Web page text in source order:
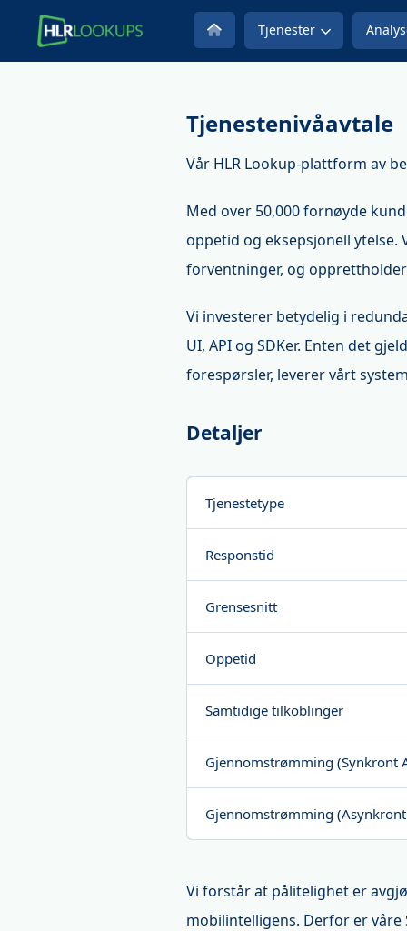
Tjenester
Tjenestenivåavtale
Vår HLR Lookup-plattform av
Med over 50,000 fornøyde
oppetid og eksepsjonell
forventninger, og opprettholder
Vi investerer betydelig i
UI, API og SDKer. Enten det
forespørsler, leverer vårt
Detaljer
Tjenestetype
Responstid
Grensesnitt
Oppetid
Samtidige tilkoblinger
Gjennomstrømming (Synkront
Gjennomstrømming
Vi forstår at pålitelighet er
mobilintelligens. Derfor er våre